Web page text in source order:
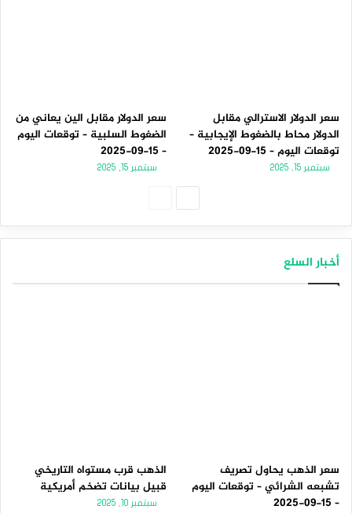
سعر الدولار الاسترالي مقابل
الدولار محاط بالضغوط الإيجابية –
توقعات اليوم – 15-09-2025
سبتمبر 15, 2025
سعر الدولار مقابل الين يعاني من
الضغوط السلبية – توقعات اليوم
– 15-09-2025
سبتمبر 15, 2025
أخبار السلع
سعر الذهب يحاول تصريف
تشبعه الشرائي – توقعات اليوم
– 15-09-2025
الذهب قرب مستواه التاريخي
قبيل بيانات تضخم أمريكية
سبتمبر 10, 2025